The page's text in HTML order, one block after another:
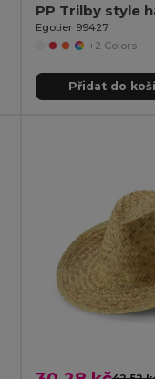
PP Trilby style
Egotier 99427
+2 Colors
Přidat do